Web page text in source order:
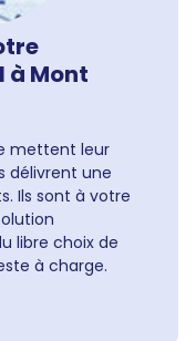
à Mont
mettent leur
délivrent une
Ils sont à votre
libre choix de
à charge.